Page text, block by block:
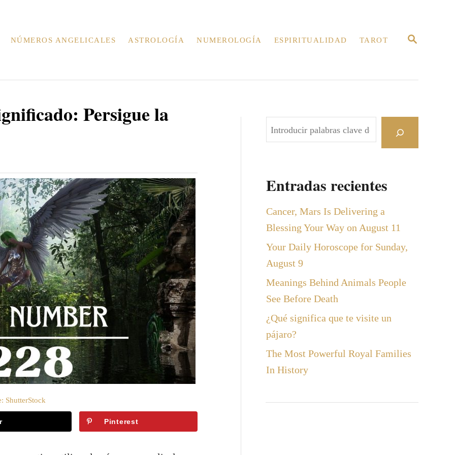
B
A
NÚMEROS ANGELICALES ASTROLOGÍA NUMEROLOGÍA ESPIRITUALIDAD TAROT
Persigue la
ShutterStock
Pinterest
B
u
a
r
Entradas recientes
Cancer, Mars Is Delivering a
Blessing Your Way on August 11
Your Daily Horoscope for Sunday,
August 9
Meanings Behind Animals People
See Before Death
¿Qué significa que te visite un
pájaro?
The Most Powerful Royal Families
In History